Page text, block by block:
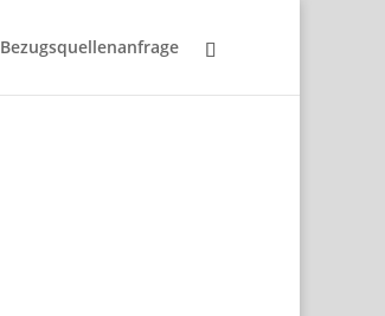
Bezugsquellenanfrage